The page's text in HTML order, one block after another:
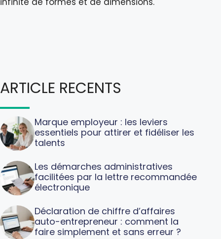
ARTICLE RECENTS
Marque employeur : les leviers
essentiels pour attirer et fidéliser les
talents
Les démarches administratives
facilitées par la lettre recommandée
électronique
Déclaration de chiffre d’affaires
auto-entrepreneur : comment la
faire simplement et sans erreur ?